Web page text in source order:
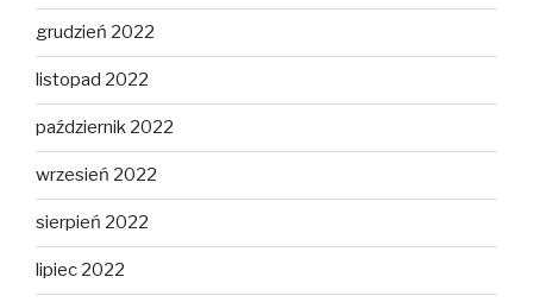
grudzień 2022
listopad 2022
październik 2022
wrzesień 2022
sierpień 2022
lipiec 2022